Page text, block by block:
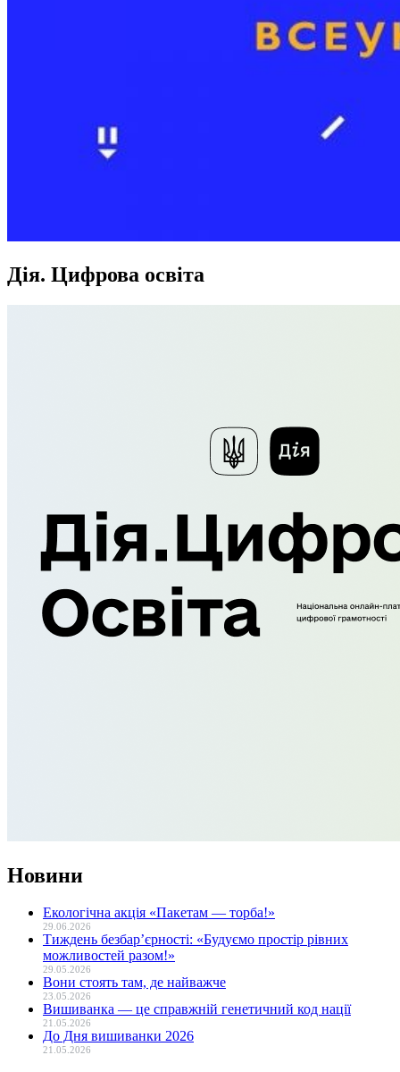
Дія. Цифрова освіта
Новини
Екологічна акція «Пакетам — торба!»
29.06.2026
Тиждень безбар’єрності: «Будуємо простір рівних
можливостей разом!»
29.05.2026
Вони стоять там, де найважче
23.05.2026
Вишиванка — це справжній генетичний код нації
21.05.2026
До Дня вишиванки 2026
21.05.2026